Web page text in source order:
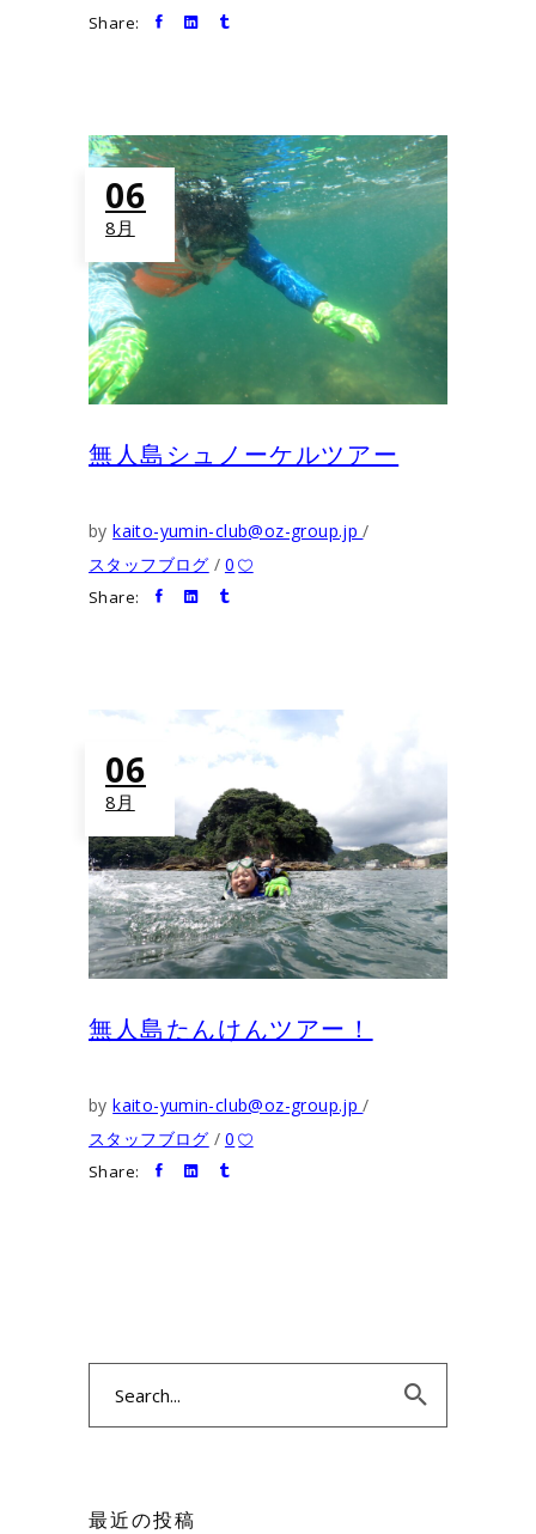
Share:
06
8月
無人島シュノーケルツアー
bykaito-yumin-club@oz-group.jp
スタッフブログ
0
Share:
06
8月
無人島たんけんツアー！
bykaito-yumin-club@oz-group.jp
スタッフブログ
0
Share:
最近の投稿